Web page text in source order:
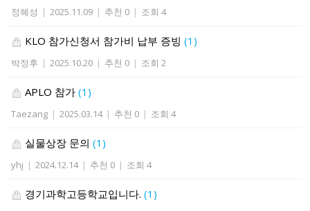
정혜성 | 2025.11.09 | 추천 0 | 조회 4
KLO 참가신청서 참가비 납부 증빙(1)
박정후 | 2025.10.20 | 추천 0 | 조회 2
APLO 참가(1)
Taezang | 2025.03.14 | 추천 0 | 조회 4
실물상장 문의(1)
yhj | 2024.12.14 | 추천 0 | 조회 4
경기과학고등학교입니다.(1)